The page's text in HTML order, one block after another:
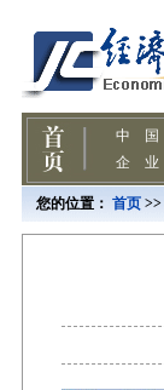
您的位置： 首页 >>